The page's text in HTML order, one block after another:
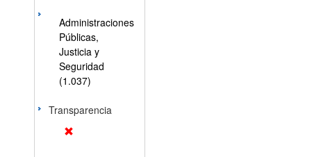
Administraciones
Públicas,
Justicia y
Seguridad
(1.037)
Transparencia